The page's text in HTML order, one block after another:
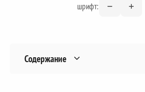
шрифт:
Содержание